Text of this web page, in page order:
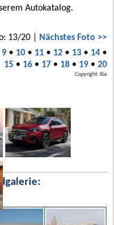
Autokatalog.
13/20 | Nächstes Foto >>
9• 10• 11• 12• 13• 14•
15• 16• 17• 18• 19• 20
Copyright: Kia